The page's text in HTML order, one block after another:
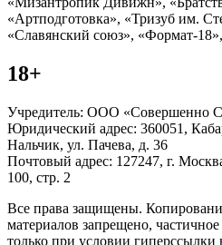
«Артподготовка», «Тризуб им.
«Славянский союз», «Формат-
18+
Учредитель: ООО «Совершенно
Юридический адрес: 360051,
Нальчик, ул. Пачева, д. 36
Почтовый адрес: 127247, г.
100, стр. 2
Все права защищены.
материалов запрещено,
только при условии гиперссылки